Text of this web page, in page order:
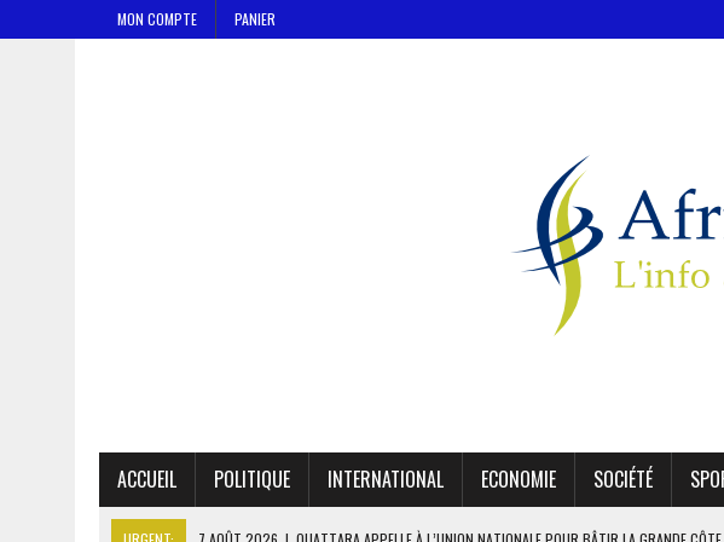
MON COMPTE PANIER
ACCUEIL POLITIQUE INTERNATIONAL ECONOMIE SOCIÉTÉ